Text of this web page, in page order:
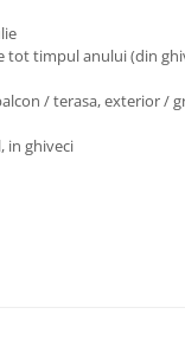
tot timpul anului (din
/ terasa, exterior /
in ghiveci